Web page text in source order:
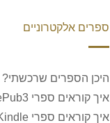
ספרים אלקטרוניים
היכן הספרים שרכשתי?
איך קוראים ספרי ePub3?
איך קוראים ספרי Kindle?